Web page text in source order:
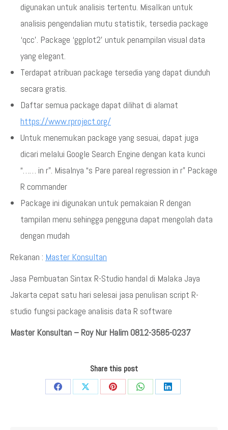
digunakan untuk analisis tertentu. Misalkan untuk
analisis pengendalian mutu statistik, tersedia package
‘qcc’. Package ‘ggplot2’ untuk penampilan visual data
yang elegant.
Terdapat atribuan package tersedia yang dapat diunduh
secara gratis.
Daftar semua package dapat dilihat di alamat
https://www.rproject.org/
Untuk menemukan package yang sesuai, dapat juga
dicari melalui Google Search Engine dengan kata kunci
“…… in r”. Misalnya “s Pare pareal regression in r” Package
R commander
Package ini digunakan untuk pemakaian R dengan
tampilan menu sehingga pengguna dapat mengolah data
dengan mudah
Rekanan : Master Konsultan
Jasa Pembuatan Sintax R-Studio handal di Malaka Jaya
Jakarta cepat satu hari selesai jasa penulisan script R-
studio fungsi package analisis data R software
Master Konsultan – Roy Nur Halim 0812-3585-0237
Share this post
Share
Share
Share
Share
Share